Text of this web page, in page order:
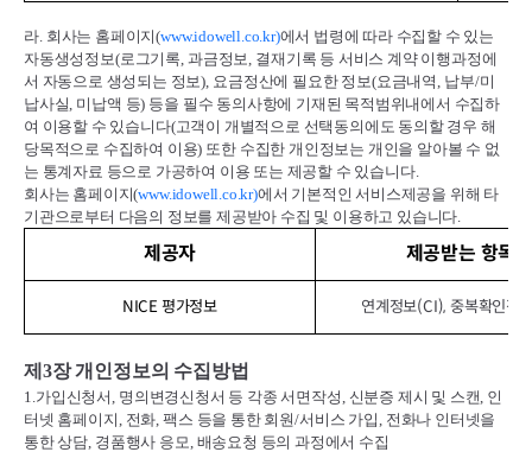
라. 회사는 홈페이지(www.idowell.co.kr)에서 법령에 따라 수집할 수 있는
자동생성정보(로그기록,과금정보, 결재기록 등 서비스 계약 이행과정에
서 자동으로 생성되는 정보), 요금정산에 필요한 정보(요금내역, 납부/미
납사실, 미납액 등) 등을 필수 동의사항에 기재된 목적범위내에서 수집하
여 이용할 수 있습니다(고객이 개별적으로 선택동의에도 동의할 경우 해
당목적으로 수집하여 이용) 또한 수집한 개인정보는 개인을 알아볼 수 없
는 통계자료 등으로 가공하여 이용 또는 제공할 수 있습니다.
회사는 홈페이지(www.idowell.co.kr)에서 기본적인 서비스제공을 위해 타
기관으로부터 다음의 정보를 제공받아 수집 및 이용하고 있습니다.
제공자 제공받는 항목
NICE 평가정보 연계정보(CI), 중복확인정
제 3장 개인정보의 수집방법
1.가입신청서, 명의변경신청서 등 각종 서면작성, 신분증 제시 및 스캔, 인
터넷 홈페이지, 전화,팩스 등을 통한 회원/서비스 가입, 전화나 인터넷을
통한 상담, 경품행사 응모, 배송요청 등의 과정에서 수집